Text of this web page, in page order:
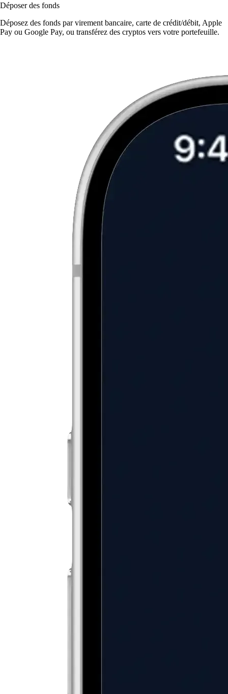
Déposer des fonds
Déposez des fonds par virement bancaire, carte de crédit/débit, Apple
Pay ou Google Pay, ou transférez des cryptos vers votre portefeuille.